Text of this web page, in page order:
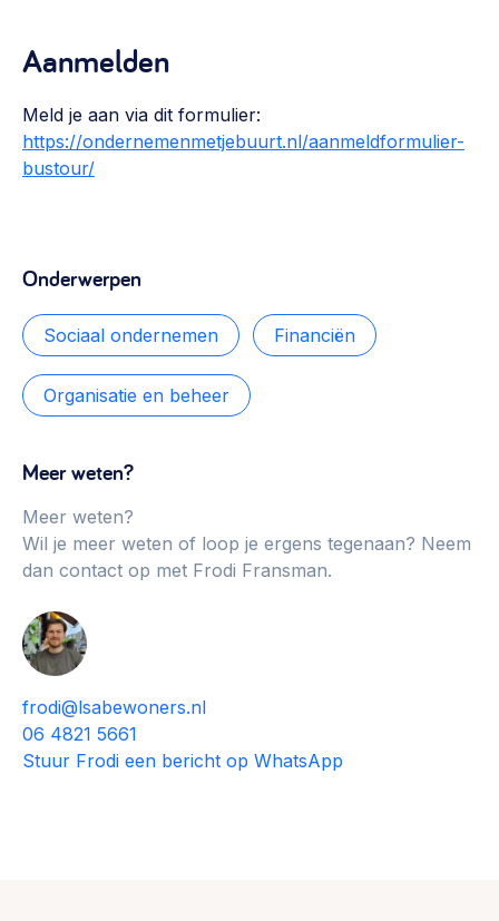
Aanmelden
Meld je aan via dit formulier:
https://ondernemenmetjebuurt.nl/aanmeldformulier-
bustour/
Onderwerpen
Sociaal ondernemen Financiën
Organisatie en beheer
Meer weten?
Meer weten?
Wil je meer weten of loop je ergens tegenaan? Neem
dan contact op met Frodi Fransman.
frodi@lsabewoners.nl
06 4821 5661
Stuur Frodi een bericht op WhatsApp